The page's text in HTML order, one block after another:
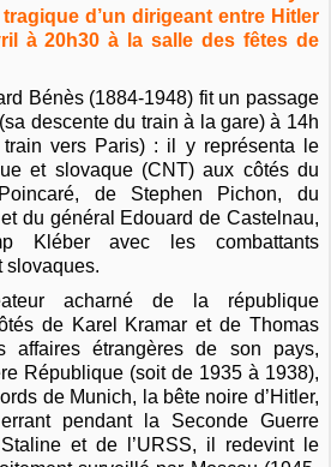
d’un dirigeant entre Hitler
à 20h30 à la salle des fêtes de
Bénès (1884-1948) fit un passage
descente du train à la gare) à 14h
vers Paris) : il y représenta le
et slovaque (CNT) aux côtés du
de Stephen Pichon, du
du général Edouard de Castelnau,
Kléber avec les combattants
slovaques.
acharné de la république
de Karel Kramar et de Thomas
affaires étrangères de son pays,
République (soit de 1935 à 1938),
de Munich, la bête noire d’Hitler,
pendant la Seconde Guerre
et de l’URSS, il redevint le